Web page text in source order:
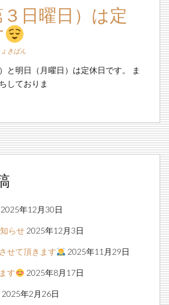
日曜日）は定
きぱん
と明日（月曜日）は定休日です。 ま
しておりま
2025年12月30日
らせ2025年12月3日
せて頂きます 2025年11月29日
す 2025年8月17日
2025年2月26日